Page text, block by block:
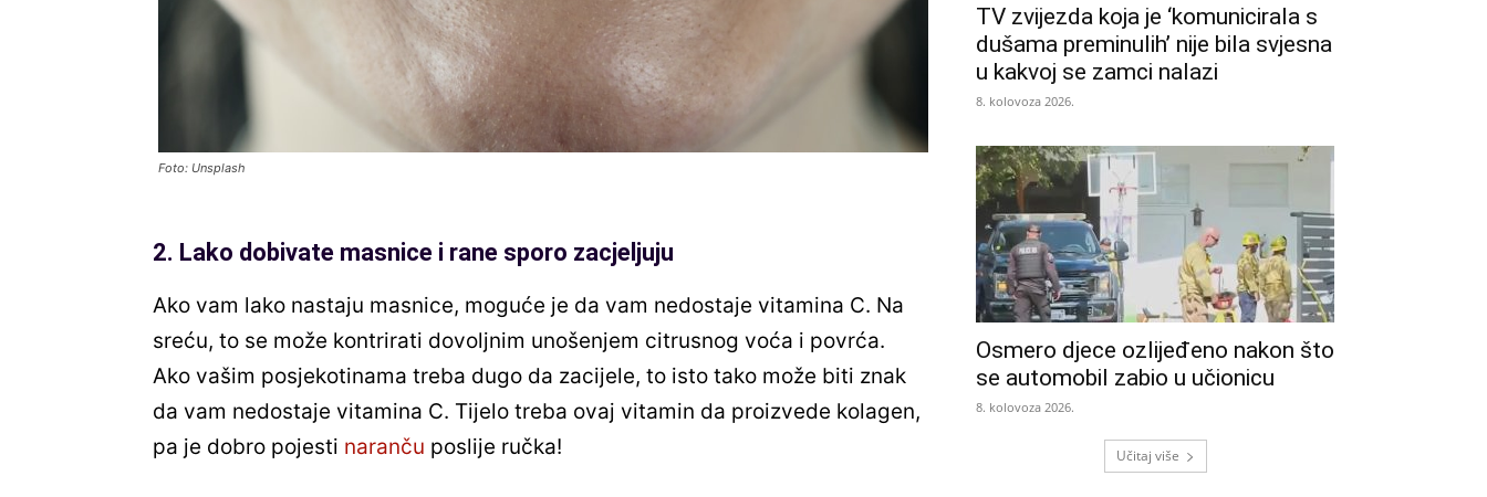
Foto: Unsplash
2. Lako dobivate masnice i rane sporo zacjeljuju
Ako vam lako nastaju masnice, moguće je da vam nedostaje vitamina C. Na
sreću, to se može kontrirati dovoljnim unošenjem citrusnog voća i povrća.
Ako vašim posjekotinama treba dugo da zacijele, to isto tako može biti znak
da vam nedostaje vitamina C. Tijelo treba ovaj vitamin da proizvede kolagen,
pa je dobro pojesti naranču poslije ručka!
TV zvijezda koja je ‘komunicirala s
dušama preminulih’ nije bila svjesna
u kakvoj se zamci nalazi
8. kolovoza 2026.
Osmero djece ozlijeđeno nakon što
se automobil zabio u učionicu
8. kolovoza 2026.
Učitaj više